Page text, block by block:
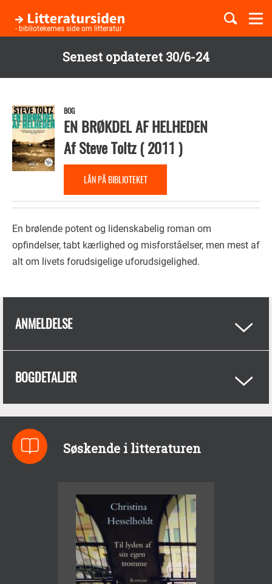
Senest opdateret 30/6-24
hovedindhold
- bibliotekernes side om litteratur
Børnebøger
Temaer
BOG
EN BRØKDEL AF HELHEDEN
AfSteve Toltz(2011 )
LÅN PÅ BIBLIOTEKET
En brølende potent og lidenskabelig roman om
opfindelser, tabt kærlighed og misforståelser, men mest af
alt om livets forudsigelige uforudsigelighed.
ANMELDELSE
BOGDETALJER
Søskende i litteraturen